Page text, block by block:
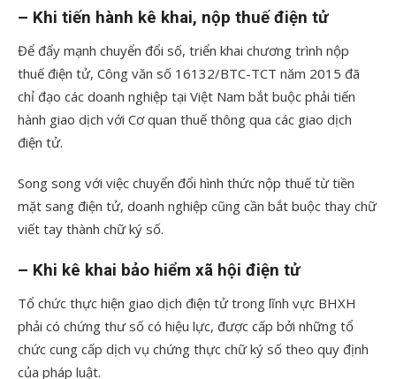
– Khi tiến hành kê khai, nộp thuế điện tử
Để đẩy mạnh chuyển đổi số, triển khai chương trình nộp
thuế điện tử, Công văn số 16132/BTC-TCT năm 2015 đã
chỉ đạo các doanh nghiệp tại Việt Nam bắt buộc phải tiến
hành giao dịch với Cơ quan thuế thông qua các giao dịch
điện tử.
Song song với việc chuyển đổi hình thức nộp thuế từ tiền
mặt sang điện tử, doanh nghiệp cũng cần bắt buộc thay chữ
viết tay thành chữ ký số.
– Khi kê khai bảo hiểm xã hội điện tử
Tổ chức thực hiện giao dịch điện tử trong lĩnh vực BHXH
phải có chứng thư số có hiệu lực, được cấp bởi những tổ
chức cung cấp dịch vụ chứng thực chữ ký số theo quy định
của pháp luật.